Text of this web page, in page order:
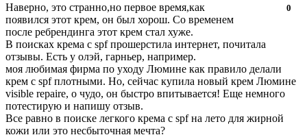
Нравится!
0
Наверно, это странно,но первое время,как
появился этот крем, он был хорош. Со временем
после ребрендинга этот крем стал хуже.
В поисках крема с spf прошерстила интернет, почитала
отзывы. Есть у олэй, гарньер, например.
моя любимая фирма по уходу Люмине как правило делали
крем с spf плотными. Но, сейчас купила новый крем Люмине
visible repaire, о чудо, он быстро впитывается! Еще немного
потестирую и напишу отзыв.
Все равно в поиске легкого крема с spf на лето для жирной
кожи или это несбыточная мечта?